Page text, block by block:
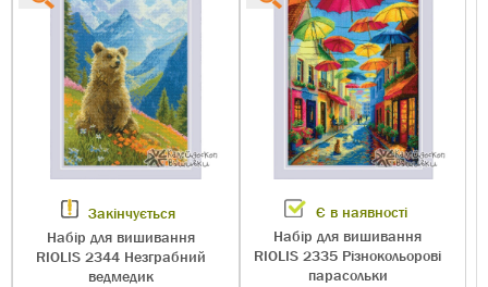
Закінчується
Набір для вишивання
RIOLIS 2344 Незграбний
ведмедик
Є в наявності
Набір для вишивання
RIOLIS 2335 Різнокольорові
парасольки